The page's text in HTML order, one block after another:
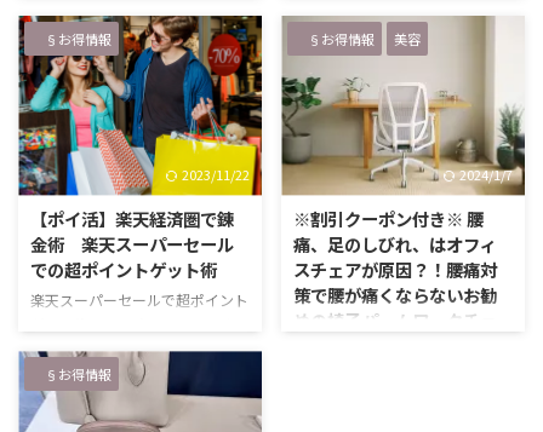
周りで独身が減ると、合コンもな
くな …
「最近、なんだか良くないこと
が続くのよねぇ。。。」 「環境
を変えたいけれど、そう簡単には
いかなくて、、、」 「変化のな
い毎日が続いていて、それも悪く
ないけど、このまま過ぎていくの
も何だか不安、、、」 「周りは
どんどん出世してるけど、自分は
なんだか冴えない日々で、、自分
を変えたい」 「子供の成長は嬉
しいけれど、子どものことばかり
で自分の時間が全く取れな
い。。。」 なんて、日々生きて
いると大なり小なり悩み事があり
ますよね。 普段の生活を急変さ
せることは勿論できないし、かと
言ってその …
仕組み またまたやってきまし
た！楽天お買い物マラソン。 つ
い先日、楽天スーパーセールがあ
ったと思ったのに、月日の流れは
速いものです。 皆さんご存じの
ように、楽天お買い物マラソンは
買い回りでポイントアップしてい
くシステム。 倍率は店舗を周る
ごとに増えていき、最大１０倍の
店舗周りで１０倍＋αのポイント
をゲットできるんです。 １店
舗 ・・・１倍 ２店舗目・・・
２倍 ３店舗目・・・３倍 ・ ・ ・
9店舗目・・・９倍 １０店舗
§お得情報
2023/11/22
【ポイ活】楽天経済圏で錬
金術 楽天スーパーセール
での超ポイントゲット術
楽天スーパーセールで超ポイント
わ。ゆめたび＠WordPressでライ
ター生活です 皆さん、楽天での
超ポイントゲット術知ってます
か？ シンプルにお買い物をし
§お得情報 美容
2024/1/7
※割引クーポン付き※ 腰
痛、足のしびれ、はオフィ
スチェアが原因？！腰痛対
策で腰が痛くならないお勧
めの椅子パームワークチェ
§お得情報